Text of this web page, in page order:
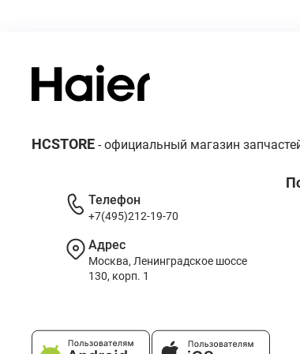
HCSTORE - официальный магазин
Телефон
+7(495)212-19-70
Адрес
Москва, Ленинградское шоссе
130, корп. 1